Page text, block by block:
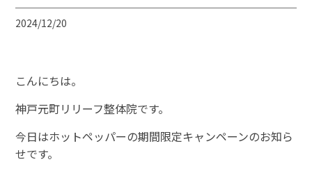
2024/12/20
こんにちは。
神戸元町リリーフ整体院です。
今日はホットペッパーの期間限定キャンペーンのお知ら
せです。